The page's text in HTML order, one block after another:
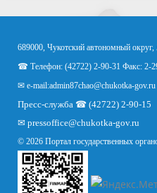
689000, Чукотский автономный
☎ Телефон: (42722) 2-90-31 Факс: 2-
✉ e-mail:admin87chao@chukotka-gov.ru
Пресс-служба ☎ (42722) 2-90-15
✉ pressoffice@chukotka-gov.ru
© 2026 Портал государственных